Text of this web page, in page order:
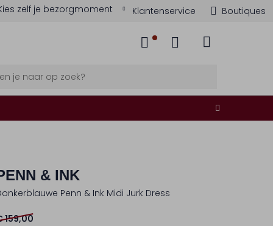
zelf je bezorgmoment Klantenservice Boutiques
& INK
Penn & Ink Midi Jurk Dress
159,00